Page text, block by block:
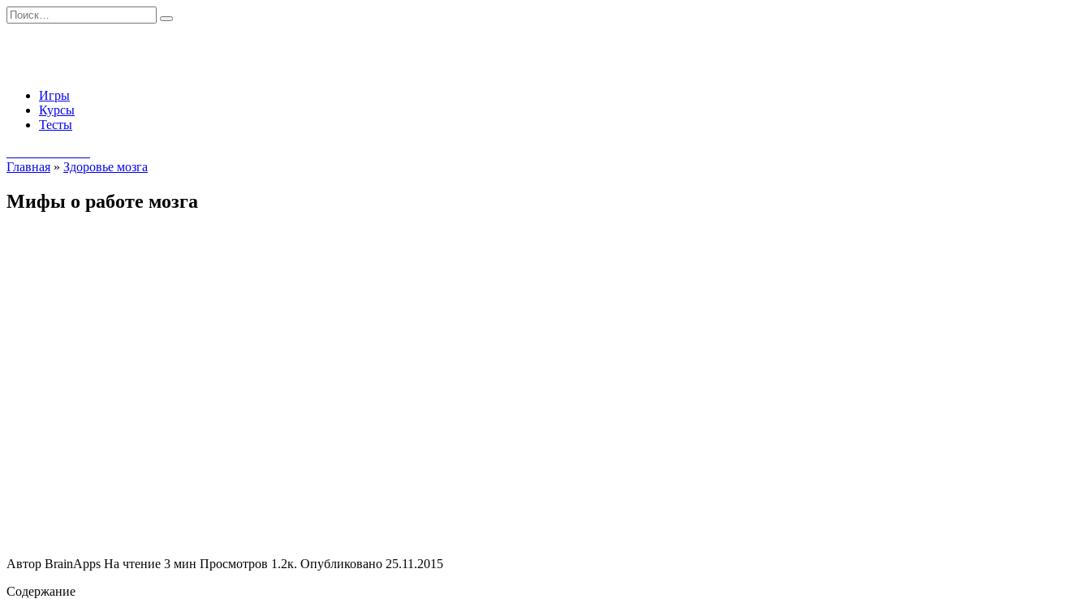
Перейти
к
Search
for:
Игры
Курсы
Тесты
Главная » Здоровье мозга
Мифы о работе мозга
Автор BrainApps На чтение 3 мин Просмотров 1.2к. Опубликовано 25.11.2015
Содержание